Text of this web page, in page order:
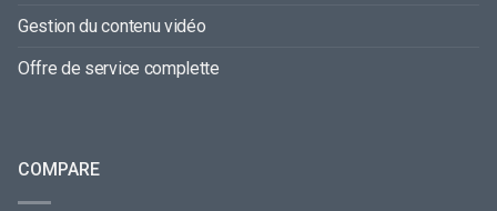
Gestion du contenu vidéo
Offre de service complette
COMPARE